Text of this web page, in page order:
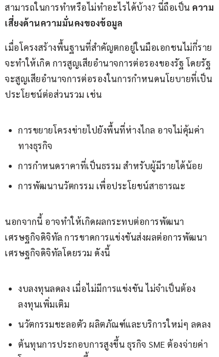
สามารถในการทำหรือไม่ทำอะไรได้บ้าง? นี่ถือเป็น ความ
เสี่ยงด้านความมั่นคงของข้อมูล
เมื่อโครงสร้างพื้นฐานที่สำคัญตกอยู่ในมือเอกชนไม่กี่ราย
จะทำให้เกิด การสูญเสียอำนาจการต่อรองของรัฐ โดยรัฐ
จะสูญเสียอำนาจการต่อรองในการกำหนดนโยบายที่เป็น
ประโยชน์ต่อส่วนรวม เช่น
การขยายโครงข่ายไปยังพื้นที่ห่างไกล อาจไม่คุ้มค่า
ทางธุรกิจ
การกำหนดราคาที่เป็นธรรม สำหรับผู้มีรายได้น้อย
การพัฒนานวัตกรรม เพื่อประโยชน์สาธารณะ
นอกจากนี้ อาจทำให้เกิดผลกระทบต่อการพัฒนา
เศรษฐกิจดิจิทัล การขาดการแข่งขันส่งผลต่อการพัฒนา
เศรษฐกิจดิจิทัลโดยรวม ดังนี้
งบลงทุนลดลง เมื่อไม่มีการแข่งขัน ไม่จำเป็นต้อง
ลงทุนเพิ่มเติม
นวัตกรรมชะลอตัว ผลิตภัณฑ์และบริการใหม่ๆ ลดลง
ต้นทุนการประกอบการสูงขึ้น ธุรกิจ SME ต้องจ่ายค่า